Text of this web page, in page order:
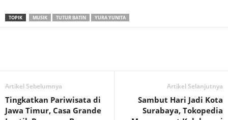
TOPIK MUSIK TUTUR BATIN YURA YUNITA
Artikel Sebelumnya
Tingkatkan Pariwisata di
Jawa Timur, Casa Grande
Artikel Selanjutnya
Sambut Hari Jadi Kota
Surabaya, Tokopedia